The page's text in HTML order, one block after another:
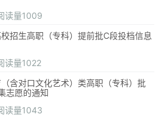
读量1009
招生高职（专科）提前批C段投档信息
读量1022
含对口文化艺术）类高职（专科）批
志愿的通知
读量1043